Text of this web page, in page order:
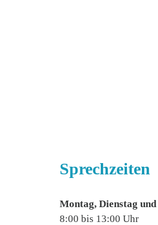
Sprechzeiten
Montag, Dienstag
8:00 bis 13:00 Uhr